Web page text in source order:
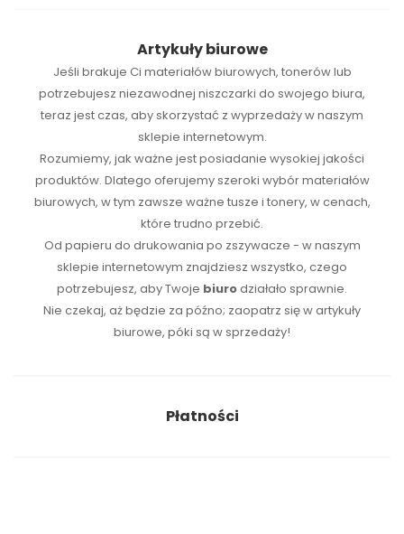
Artykuły biurowe
Jeśli brakuje Ci materiałów biurowych, tonerówlub
potrzebujesz niezawodnej niszczarki do swojego biura,
teraz jest czas, aby skorzystać z wyprzedaży w naszym
sklepie internetowym.
Rozumiemy, jak ważne jest posiadanie wysokiej jakości
produktów. Dlatego oferujemy szeroki wybór materiałów
biurowych, w tym zawsze ważne tusze i tonery, w cenach,
które trudno przebić.
Od papieru do drukowania po zszywacze - w naszym
sklepie internetowym znajdziesz wszystko, czego
potrzebujesz, aby Twoje biurodziałało sprawnie.
Nie czekaj, aż będzie za późno; zaopatrz się w artykuły
biurowe, póki są w sprzedaży!
Płatności